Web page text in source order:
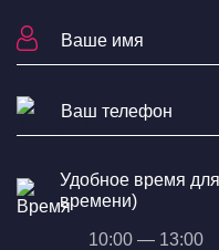
Удобное время
времени)
10:00 — 13:00